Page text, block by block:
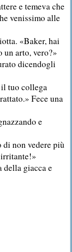
e temeva che
venissimo alle
«Baker, hai
un arto, vero?»
dicendogli
tuo collega
Fece una
e
di non vedere più
giacca e